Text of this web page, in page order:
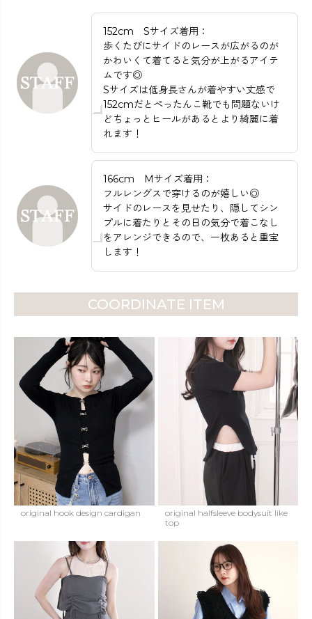
152cm Sサイズ着用：
歩くたびにサイドのレースが広がるのが
かわいくて着てると気分が上がるアイテ
ムです◎
Sサイズは低身長さんが着やすい丈感で
152cmだとぺったんこ靴でも問題ないけ
どちょっとヒールがあるとより綺麗に着
れます！
166cm Mサイズ着用：
フルレングスで穿けるのが嬉しい◎
サイドのレースを見せたり、隠してシン
プルに着たりとその日の気分で着こなし
をアレンジできるので、一枚あると重宝
します！
COORDINATE ITEM
original hook design cardigan
original halfsleeve bodysuit like
top